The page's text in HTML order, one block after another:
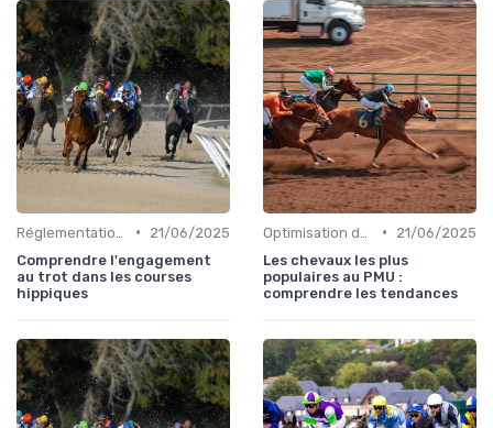
•
21/06/2025
Comprendre l'engagement
au trot dans les courses
hippiques
•
21/06/2025
Les chevaux les plus
populaires au PMU :
comprendre les tendances